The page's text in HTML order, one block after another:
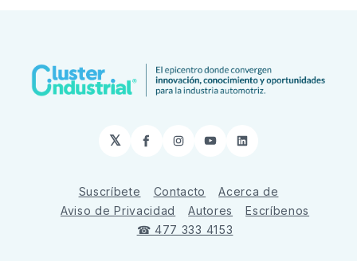
𝕏 Facebook
Instagram
YouTubeLinkedIn
Suscríbete Contacto
Acerca de
Aviso de Privacidad
Autores
Escríbenos
☎ 477 333 4153